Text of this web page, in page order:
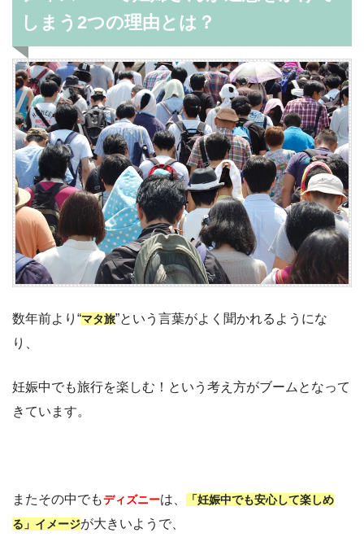
しまう2つの理由とは？
数年前より“マタ旅”という言葉がよく聞かれるようにな
り、
妊娠中でも旅行を楽しむ！という考え方がブームとなって
きています。
またその中でもディズニーは、
「妊娠中でも安心して楽しめ
る」イメージが大きいようで、